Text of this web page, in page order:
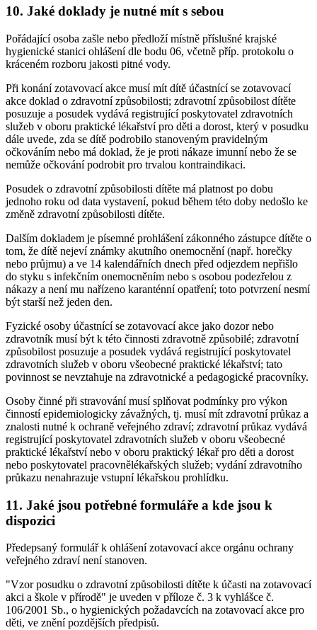
10. Jaké doklady je nutné mít s sebou
Pořádající osoba zašle nebo předloží místně příslušné krajské
hygienické stanici ohlášení dle bodu 06, včetně příp. protokolu o
kráceném rozboru jakosti pitné vody.
Při konání zotavovací akce musí mít dítě účastnící se zotavovací
akce doklad o zdravotní způsobilosti; zdravotní způsobilost dítěte
posuzuje a posudek vydává registrující poskytovatel zdravotních
služeb v oboru praktické lékařství pro děti a dorost, který v posudku
dále uvede, zda se dítě podrobilo stanoveným pravidelným
očkováním nebo má doklad, že je proti nákaze imunní nebo že se
nemůže očkování podrobit pro trvalou kontraindikaci.
Posudek o zdravotní způsobilosti dítěte má platnost po dobu
jednoho roku od data vystavení, pokud během této doby nedošlo ke
změně zdravotní způsobilosti dítěte.
Dalším dokladem je písemné prohlášení zákonného zástupce dítěte o
tom, že dítě nejeví známky akutního onemocnění (např. horečky
nebo průjmu) a ve 14 kalendářních dnech před odjezdem nepřišlo
do styku s infekčním onemocněním nebo s osobou podezřelou z
nákazy a není mu nařízeno karanténní opatření; toto potvrzení nesmí
být starší než jeden den.
Fyzické osoby účastnící se zotavovací akce jako dozor nebo
zdravotník musí být k této činnosti zdravotně způsobilé; zdravotní
způsobilost posuzuje a posudek vydává registrující poskytovatel
zdravotních služeb v oboru všeobecné praktické lékařství; tato
povinnost se nevztahuje na zdravotnické a pedagogické pracovníky.
Osoby činné při stravování musí splňovat podmínky pro výkon
činností epidemiologicky závažných, tj. musí mít zdravotní průkaz a
znalosti nutné k ochraně veřejného zdraví; zdravotní průkaz vydává
registrující poskytovatel zdravotních služeb v oboru všeobecné
praktické lékařství nebo v oboru praktický lékař pro děti a dorost
nebo poskytovatel pracovnělékařských služeb; vydání zdravotního
průkazu nenahrazuje vstupní lékařskou prohlídku.
11. Jaké jsou potřebné formuláře a kde jsou k
dispozici
Předepsaný formulář k ohlášení zotavovací akce orgánu ochrany
veřejného zdraví není stanoven.
"Vzor posudku o zdravotní způsobilosti dítěte k účasti na zotavovací
akci a škole v přírodě" je uveden v příloze č. 3 k vyhlášce č.
106/2001 Sb., o hygienických požadavcích na zotavovací akce pro
děti, ve znění pozdějších předpisů.